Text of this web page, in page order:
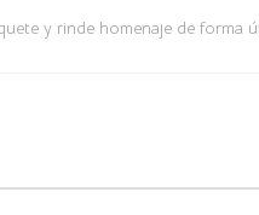
y rinde homenaje de forma